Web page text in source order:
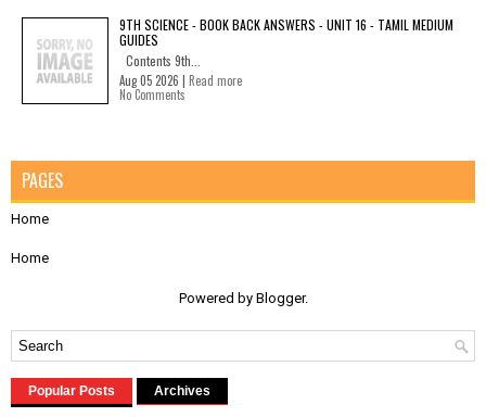
9TH SCIENCE - BOOK BACK ANSWERS - UNIT 16 - TAMIL MEDIUM
GUIDES
Contents 9th...
Aug 05 2026 | Read more
No Comments
PAGES
Home
Home
Powered by Blogger.
Popular Posts Archives